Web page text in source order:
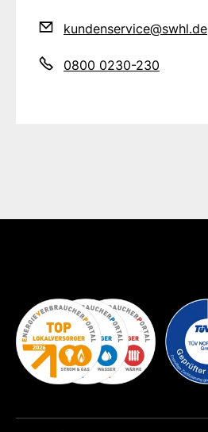
kundenservice@swhl.de
0800 0230-230